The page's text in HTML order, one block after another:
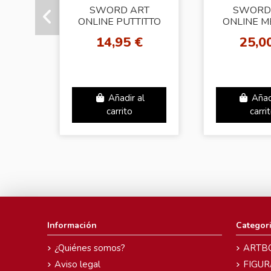
SWORD ART
ONLINE PUTTITTO
14,95 €
Añadir al
carrito
ONLINE
Información
¿Quiénes somos?
Aviso legal